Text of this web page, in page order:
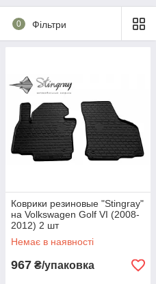
0 Фільтри
Коврики резиновые "Stingray"
на Volkswagen Golf VI (2008-
2012) 2 шт
Немає в наявності
967 ₴/упаковка